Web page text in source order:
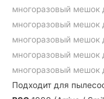
многоразовый мешок
многоразовый мешок
многоразовый мешок
многоразовый мешок
многоразовый мешок
Подходит для